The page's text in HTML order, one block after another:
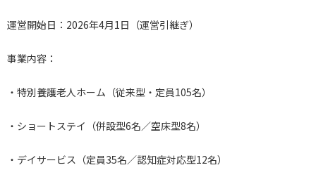
運営開始日：2026年4月1日（運営引継ぎ）
事業内容：
・特別養護老人ホーム（従来型・定員105名）
・ショートステイ（併設型6名／空床型8名）
・デイサービス（定員35名／認知症対応型12名）